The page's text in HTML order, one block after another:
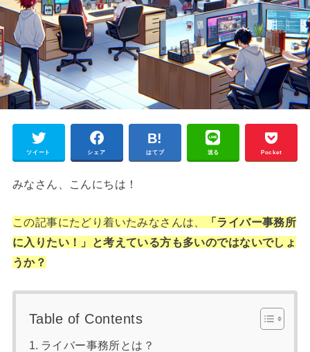
ツイート シェア はてブ 送る Pocket
みなさん、こんにちは！
この記事にたどり着いたみなさんは、
「ライバー事務所
に入りたい！」と考えている方も多いのではないでしょ
うか？
Table of Contents
ライバー事務所とは？